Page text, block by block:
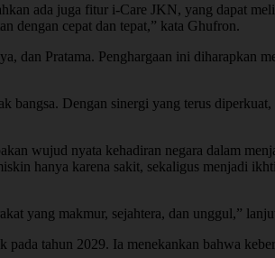
ada juga fitur i-Care JKN, yang dapat
dengan cepat dan tepat,” kata Ghufron.
dan Pratama. Penghargaan ini diharapkan
bangsa. Dengan sinergi yang terus
wujud nyata kehadiran negara dalam
hanya karena sakit, sekaligus menjadi
yang makmur, sejahtera, dan unggul,”
tahun 2029. Ia menekankan bahwa